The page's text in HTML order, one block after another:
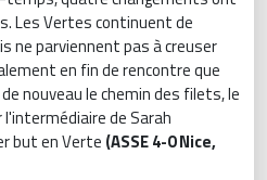
Les Vertes continuent de
ne parviennent pas à creuser
en fin de rencontre que
nouveau le chemin des filets, le
de Sarah
but en Verte (ASSE 4-0 Nice,